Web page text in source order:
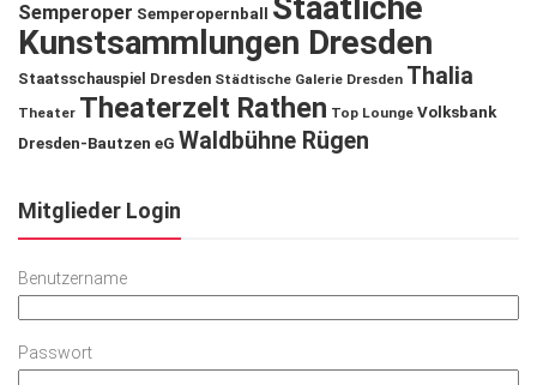
Semperoper Semperopernball
Staatliche
Kunstsammlungen Dresden
Staatsschauspiel Dresden Städtische Galerie Dresden Thalia
Theater Theaterzelt Rathen Top Lounge Volksbank
Dresden-Bautzen eG Waldbühne Rügen
Mitglieder Login
Benutzername
Passwort